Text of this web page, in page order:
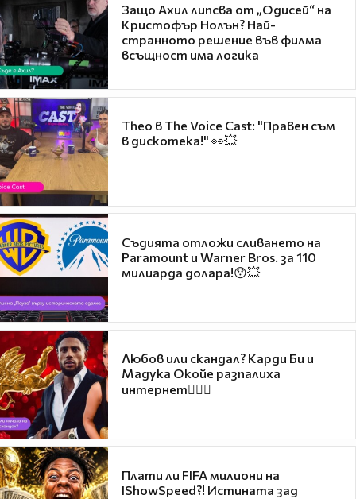
Защо Ахил липсва от „Одисей“ на
Кристофър Нолън? Най-
странното решение във филма
всъщност има логика
Theo в The Voice Cast: "Правен съм
в дискотека!" 👀💥
Съдията отложи сливането на
Paramount и Warner Bros. за 110
милиарда долара!😯💥
Любов или скандал? Карди Би и
Мадука Окойе разпалиха
интернет❤️‍🔥🔥
Плати ли FIFA милиони на
IShowSpeed?! Истината зад